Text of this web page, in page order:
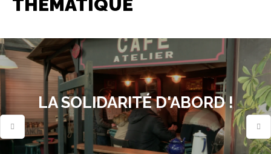
THÉMATIQUE
LA SOLIDARITÉ D'ABORD !